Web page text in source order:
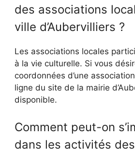
des associations
ville d’Aubervilliers ?
Les associations locales
à la vie culturelle. Si vous
coordonnées d’une
ligne du site de la mairie
disponible.
Comment peut-on
dans les activités des